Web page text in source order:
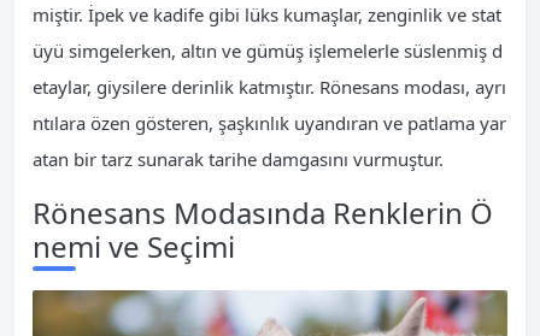
miştir. İpek ve kadife gibi lüks kumaşlar, zenginlik ve stat
üyü simgelerken, altın ve gümüş işlemelerle süslenmiş d
etaylar, giysilere derinlik katmıştır. Rönesans modası, ayrı
ntılara özen gösteren, şaşkınlık uyandıran ve patlama yar
atan bir tarz sunarak tarihe damgasını vurmuştur.
Rönesans Modasında Renklerin Ö
nemi ve Seçimi